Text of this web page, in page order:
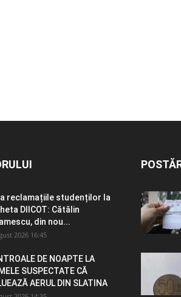
reclamațiile studenților la
DIICOT: Cătălin
din nou...
2026 16:45
DE NOAPTE LA
SUSPECTATE CĂ
AERUL DIN SLATINA